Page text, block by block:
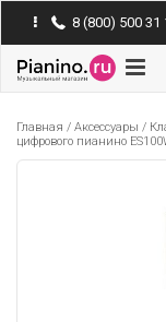
8 (800) 500 31
Pianino
Главная / Аксессуары /
цифрового пианино